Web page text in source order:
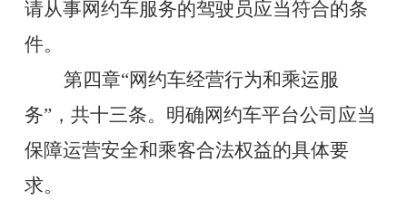
请从事网约车服务的驾驶员应当符合的条
件。
第四章“网约车经营行为和乘运服
务”，共十三条。 明确网约车平台公司应当
保障运营安全和乘客合法权益的具体要
求。